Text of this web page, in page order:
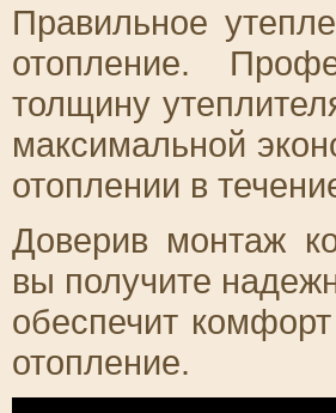
Правильное
отопление.
толщину
максимальной
отоплении в
Доверив монтаж
вы получите
обеспечит
отопление.